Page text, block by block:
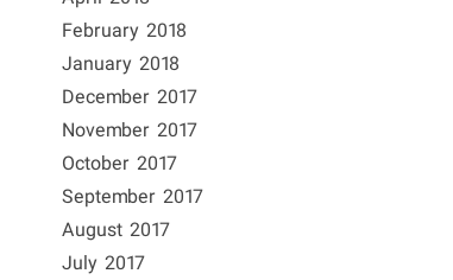
February 2018
January 2018
December 2017
November 2017
October 2017
September 2017
August 2017
July 2017